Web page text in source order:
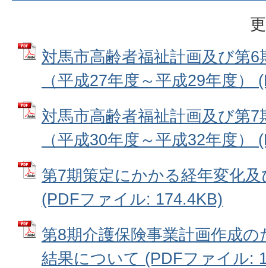
対馬市高齢者福祉計画及び第
（平成27年度～平成29年度
対馬市高齢者福祉計画及び第
（平成30年度～平成32年度
第7期策定にかかる経年変化
(PDFファイル: 174.4KB)
第8期介護保険事業計画作成
結果について (PDFファイル: